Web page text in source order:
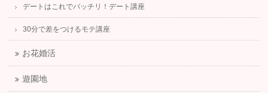
デートはこれでバッチリ！デート講座
30分で差をつけるモテ講座
お花婚活
遊園地